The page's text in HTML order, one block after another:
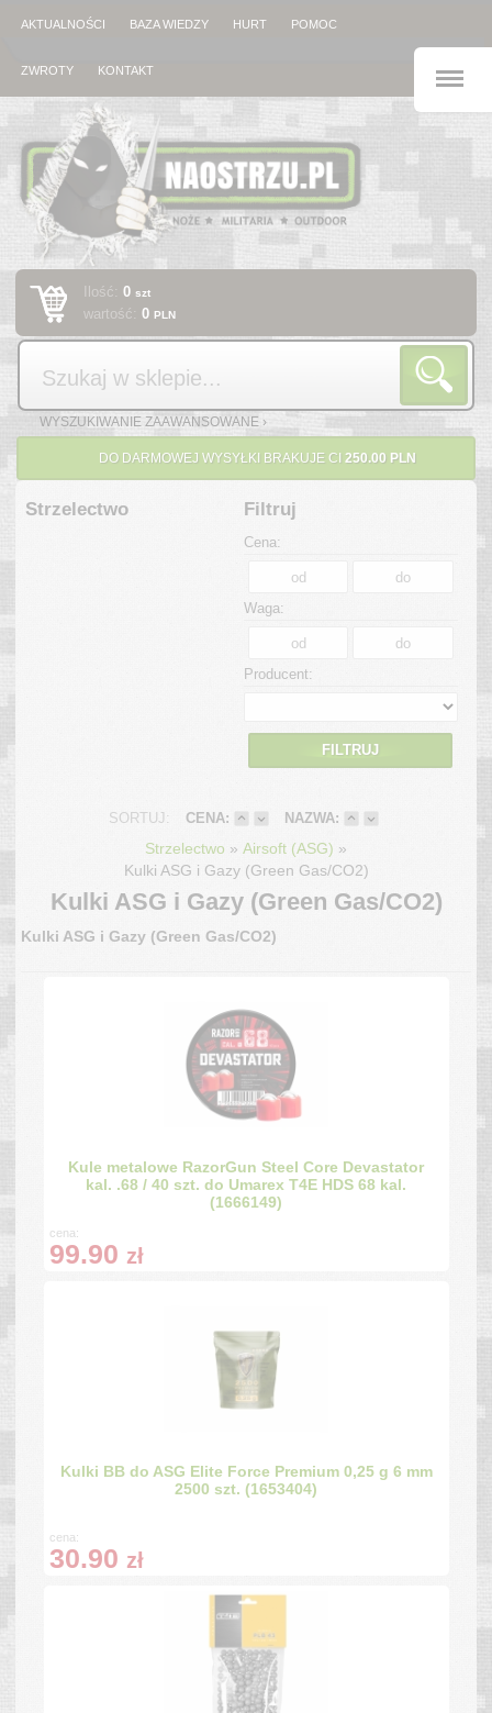
AKTUALNOŚCI BAZA WIEDZY HURT POMOC
ZWROTY KONTAKT
Ilość:0szt
wartość:0PLN
Szukaj
WYSZUKIWANIE ZAAWANSOWANE ›
DO DARMOWEJ WYSYŁKI BRAKUJE CI 250.00 PLN
Strzelectwo Filtruj
Cena:
Waga:
Producent:
FILTRUJ
SORTUJ: CENA: NAZWA:
Strzelectwo » Airsoft (ASG) »
Kulki ASG i Gazy (Green Gas/CO2)
Kulki ASG i Gazy (Green Gas/CO2)
Kulki ASG i Gazy (Green Gas/CO2)
Kule metalowe RazorGun Steel Core Devastator
kal. .68 / 40 szt. do Umarex T4E HDS 68 kal.
(1666149)
cena:
99.90 zł
Kulki BB do ASG Elite Force Premium 0,25 g 6 mm
2500 szt. (1653404)
cena:
30.90 zł